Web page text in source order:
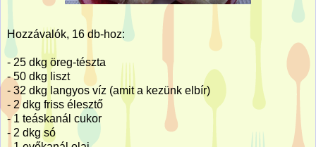
Hozzávalók, 16 db-hoz:
- 25 dkg öreg-tészta
- 50 dkg liszt
- 32 dkg langyos víz (amit a kezünk elbír)
- 2 dkg friss élesztő
- 1 teáskanál cukor
- 2 dkg só